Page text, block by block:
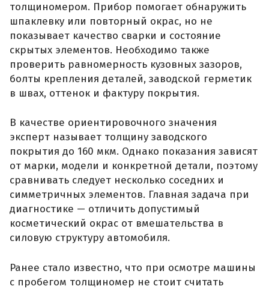
толщиномером. Прибор помогает обнаружить
шпаклевку или повторный окрас, но не
показывает качество сварки и состояние
скрытых элементов. Необходимо также
проверить равномерность кузовных зазоров,
болты крепления деталей, заводской герметик
в швах, оттенок и фактуру покрытия.
В качестве ориентировочного значения
эксперт называет толщину заводского
покрытия до 160 мкм. Однако показания зависят
от марки, модели и конкретной детали, поэтому
сравнивать следует несколько соседних и
симметричных элементов. Главная задача при
диагностике — отличить допустимый
косметический окрас от вмешательства в
силовую структуру автомобиля.
Ранее стало известно, что при осмотре машины
с пробегом толщиномер не стоит считать